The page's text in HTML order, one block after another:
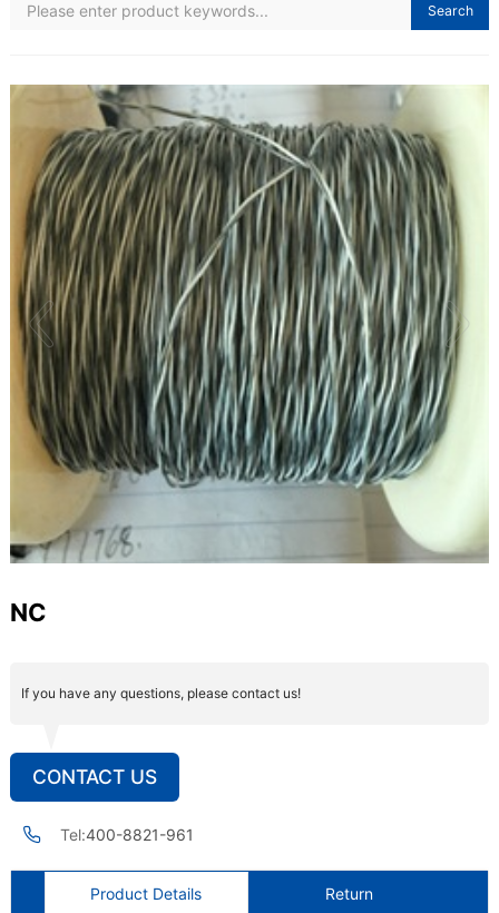
Search
NC
If you have any questions, please contact us!
CONTACT US
Tel:400-8821-961
Product Details Return